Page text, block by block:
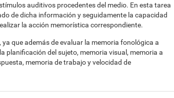
auditivos procedentes del medio. En esta tarea
de dicha información y seguidamente la capacidad
la acción memorística correspondiente.
ya que además de evaluar la memoria fonológica a
planificación del sujeto, memoria visual, memoria a
memoria de trabajo y velocidad de